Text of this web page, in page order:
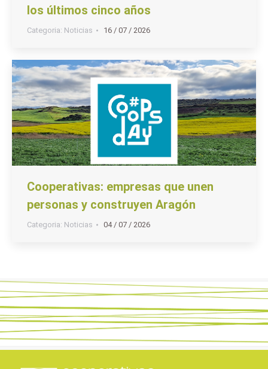
los últimos cinco años
Categoria: Noticias 16 / 07 / 2026
Cooperativas: empresas que unen
personas y construyen Aragón
Categoria: Noticias 04 / 07 / 2026